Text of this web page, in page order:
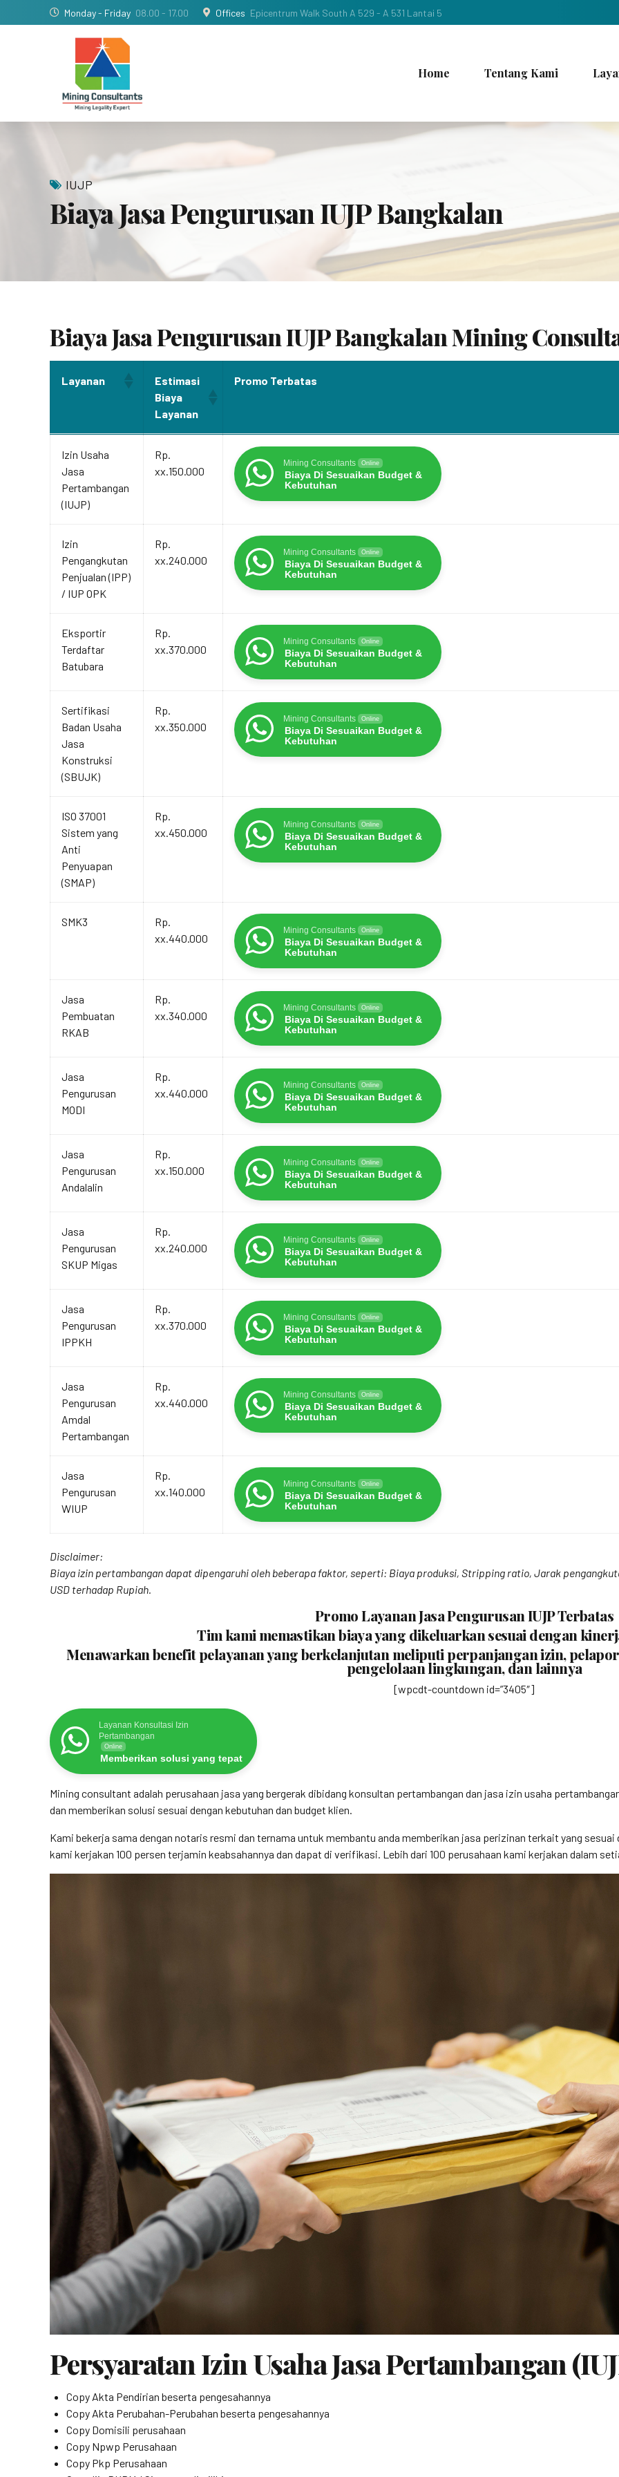
Monday - Friday 08.00 - 17.00 Offices Epicentrum Walk South A 529 - A 531 Lantai 5
Home Tentang Kami
IUJP
Biaya Jasa Pengurusan IUJP Bangkalan
Biaya Jasa Pengurusan IUJP Bangkalan Mining
Layanan
Estimasi
Biaya
Layanan
Promo Terbatas
Biaya
Layanan
Izin Usaha
Jasa
Pertambangan
(IUJP)
Rp.
xx.150.000
Mining Consultants Online
Biaya Di Sesuaikan Budget &
Kebutuhan
Izin
Pengangkutan
Penjualan (IPP)
/ IUP OPK
Rp.
xx.240.000
Mining Consultants Online
Biaya Di Sesuaikan Budget &
Kebutuhan
Eksportir
Terdaftar
Batubara
Rp.
xx.370.000
Mining Consultants Online
Biaya Di Sesuaikan Budget &
Kebutuhan
Sertifikasi
Badan Usaha
Jasa
Konstruksi
(SBUJK)
Rp.
xx.350.000
Mining Consultants Online
Biaya Di Sesuaikan Budget &
Kebutuhan
ISO 37001
Sistem yang
Anti
Penyuapan
(SMAP)
Rp.
xx.450.000
Mining Consultants Online
Biaya Di Sesuaikan Budget &
Kebutuhan
SMK3
Rp.
xx.440.000
Mining Consultants Online
Biaya Di Sesuaikan Budget &
Kebutuhan
Jasa
Pembuatan
RKAB
Rp.
xx.340.000
Mining Consultants Online
Biaya Di Sesuaikan Budget &
Kebutuhan
Jasa
Pengurusan
MODI
Rp.
xx.440.000
Mining Consultants Online
Biaya Di Sesuaikan Budget &
Kebutuhan
Jasa
Pengurusan
Andalalin
Rp.
xx.150.000
Mining Consultants Online
Biaya Di Sesuaikan Budget &
Kebutuhan
Jasa
Pengurusan
SKUP Migas
Rp.
xx.240.000
Mining Consultants Online
Biaya Di Sesuaikan Budget &
Kebutuhan
Jasa
Pengurusan
IPPKH
Rp.
xx.370.000
Mining Consultants Online
Biaya Di Sesuaikan Budget &
Kebutuhan
Jasa
Pengurusan
Amdal
Pertambangan
Rp.
xx.440.000
Mining Consultants Online
Biaya Di Sesuaikan Budget &
Kebutuhan
Jasa
Pengurusan
WIUP
Rp.
xx.140.000
Mining Consultants Online
Biaya Di Sesuaikan Budget &
Kebutuhan
Disclaimer:
Biaya izin pertambangan dapat dipengaruhi oleh beberapa faktor, seperti: Biaya produksi, Stripping ratio, Jarak
USD terhadap Rupiah.
Promo Layanan Jasa Pengurusan IUJP Terbatas
Tim kami memastikan biaya yang dikeluarkan sesuai dengan
Menawarkan benefit pelayanan yang berkelanjutan meliputi perpanjangan izin,
pengelolaan lingkungan, dan lainnya
[wpcdt-countdown id=”3405″]
Layanan Konsultasi Izin
Pertambangan
Online
Memberikan solusi yang tepat
Mining consultant adalah perusahaan jasa yang bergerak dibidang konsultan pertambangan dan jasa izin usaha
dan memberikan solusi sesuai dengan kebutuhan dan budget klien.
Kami bekerja sama dengan notaris resmi dan ternama untuk membantu anda memberikan jasa perizinan terkait yang sesuai
kami kerjakan 100 persen terjamin keabsahannya dan dapat di verifikasi. Lebih dari 100 perusahaan kami kerjakan dalam
Persyaratan Izin Usaha Jasa Pertambangan
Copy Akta Pendirian beserta pengesahannya
Copy Akta Perubahan-Perubahan beserta pengesahannya
Copy Domisili perusahaan
Copy Npwp Perusahaan
Copy Pkp Perusahaan